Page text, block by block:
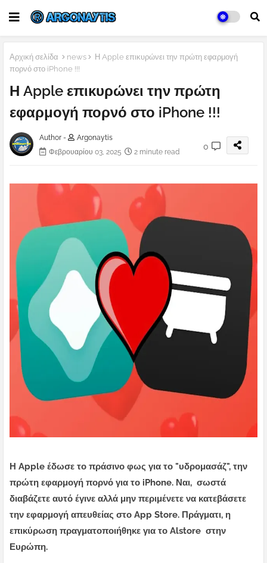
Αρχική σελίδα news
Η Apple επικυρώνει την πρώτη εφαρμογή
πορνό στο iPhone !!!
Η Apple επικυρώνει την πρώτη
εφαρμογή πορνό στο iPhone !!!
Author -
Argonaytis
Φεβρουαρίου 03, 2025
2 minute read
0
Η Apple έδωσε το πράσινο φως για το "υδρομασάζ", την
πρώτη εφαρμογή πορνό για το iPhone. Ναι, σωστά
διαβάζετε αυτό έγινε αλλά μην περιμένετε να κατεβάσετε
την εφαρμογή απευθείας στο App Store. Πράγματι, η
επικύρωση πραγματοποιήθηκε για το Alstore στην
Ευρώπη.